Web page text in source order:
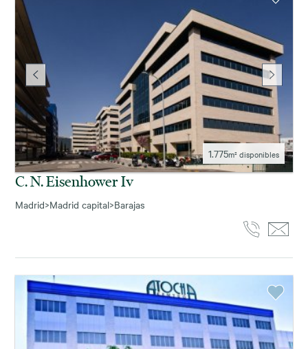
1.775m² disponibles
C. N. Eisenhower Iv
Madrid>Madrid capital>Barajas